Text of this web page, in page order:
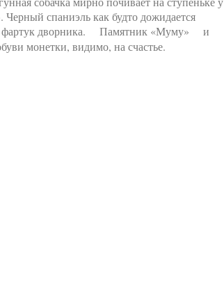
спаниэль как будто дожидается
фартук дворника. Памятник «Муму» и
монетки, видимо, на счастье.